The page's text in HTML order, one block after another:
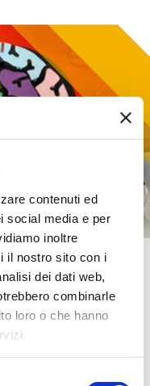
contenuti ed
social media e per
inoltre
il nostro sito con i
dei dati web,
combinarle
loro o che hanno
cercando di